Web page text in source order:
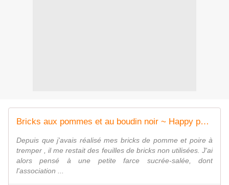
Bricks aux pommes et au boudin noir ~ Happy papilles
Depuis que j'avais réalisé mes bricks de pomme et poire à
tremper , il me restait des feuilles de bricks non utilisées. J'ai
alors pensé à une petite farce sucrée-salée, dont
l'association ...